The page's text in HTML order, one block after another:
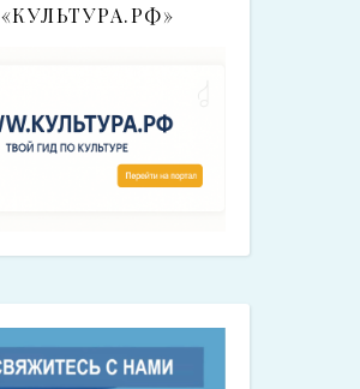
«КУЛЬТУРА.РФ»